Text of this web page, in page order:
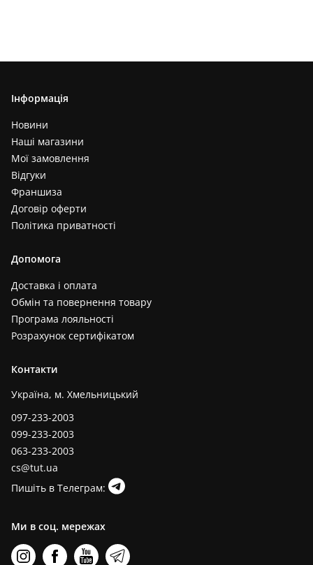
Інформація
Новини
Наші магазини
Мої замовлення
Відгуки
Франшиза
Договір оферти
Політика приватності
Допомога
Доставка і оплата
Обмін та повернення товару
Програма лояльності
Розрахунок сертифікатом
Контакти
Україна, м. Хмельницький
097-233-2003
099-233-2003
063-233-2003
cs@tut.ua
Пишіть в Телеграм:
Ми в соц. мережах